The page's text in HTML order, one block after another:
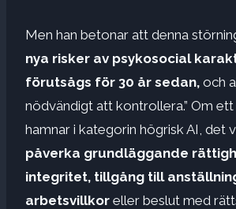
Men han betonar att denna
nya risker av psykosocial
förutsågs för 30 år sedan, och
nödvändigt att kontrollera.” Om
hamnar i kategorin högrisk AI, det
påverka grundläggande
integritet, tillgång till
arbetsvillkor eller beslut med